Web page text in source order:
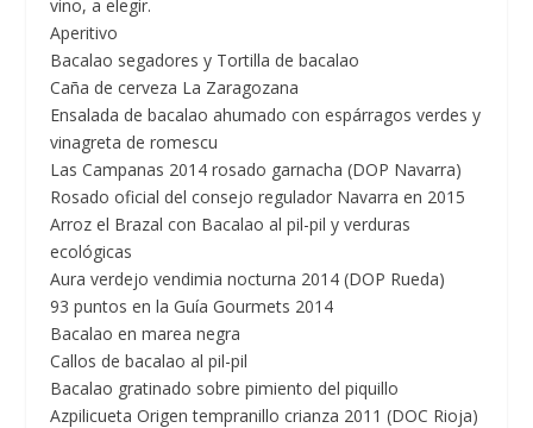
vino, a elegir.
Aperitivo
Bacalao segadores y Tortilla de bacalao
Caña de cerveza La Zaragozana
Ensalada de bacalao ahumado con espárragos verdes y
vinagreta de romescu
Las Campanas 2014 rosado garnacha (DOP Navarra)
Rosado oficial del consejo regulador Navarra en 2015
Arroz el Brazal con Bacalao al pil-pil y verduras
ecológicas
Aura verdejo vendimia nocturna 2014 (DOP Rueda)
93 puntos en la Guía Gourmets 2014
Bacalao en marea negra
Callos de bacalao al pil-pil
Bacalao gratinado sobre pimiento del piquillo
Azpilicueta Origen tempranillo crianza 2011 (DOC Rioja)